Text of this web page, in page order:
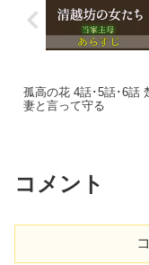
孤高の花 4話･5話･6話
妻と言って守る
コメント